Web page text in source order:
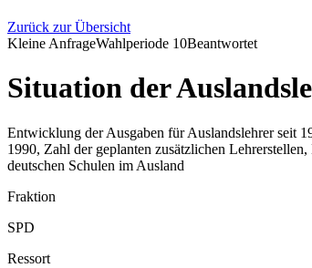
Zurück zur Übersicht
Kleine AnfrageWahlperiode 10Beantwortet
Situation der
Entwicklung der Ausgaben für Auslandslehrer seit
1990, Zahl der geplanten zusätzlichen
deutschen Schulen im Ausland
Fraktion
SPD
Ressort